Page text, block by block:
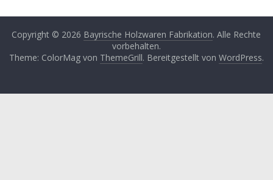
Copyright © 2026 Bayrische Holzwaren Fabrikation. Alle Rechte
vorbehalten.
Theme: ColorMag von ThemeGrill. Bereitgestellt von WordPress.